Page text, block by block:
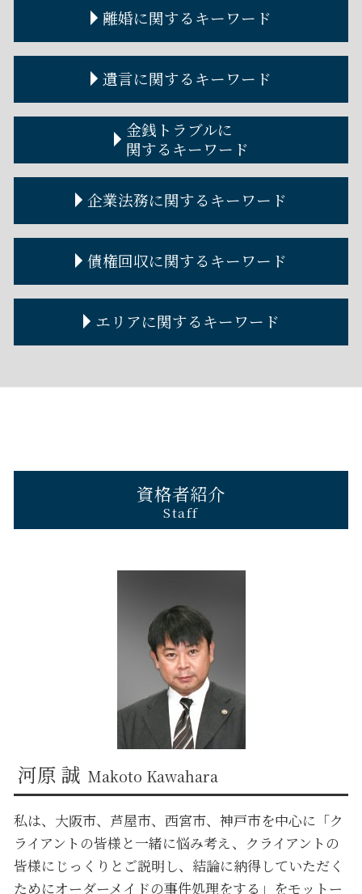
自己破産 流れ
自己破産 賃貸
破産管財人 調べ方
破産管財人とは わかりやすく
自己破産 費用 免除
自己破産 クレジットカード
自己破産 住宅ローン
自己破産手続き
自己破産とは
自己破産 費用
自己破産 デメリット
自己破産とは わかりやすく
不動産トラブル 裁判
家賃滞納 差し押さえ
不動産トラブル 事例
家賃 値上げ 拒否
アパート 取り壊し 立ち退き 拒否
不動産屋トラブル
立ち退き 拒否
不動産 トラブル 多い
不動産トラブル 弁護士 費用
賃貸借契約 解除
離婚に関するキーワード
離婚裁判 費用
離婚調停
離婚裁判 期間
離婚協議書
離婚手続き
離婚調停 期間
遺言に関するキーワード
遺言書 公正証書
遺言執行者
遺言書 効力
遺言書 書き方
金銭トラブルに
関するキーワード
金銭トラブル 事例
金銭トラブル 個人間
金銭トラブル 友人
金銭トラブル 男女
金銭トラブル 夫婦
金銭トラブル 弁護士
個人金銭トラブル 弁護士
企業法務に関するキーワード
企業法務とは
契約書作成 弁護士
顧問弁護士 料金
企業法務 弁護士
顧問弁護士 メリット
弁護士 顧問
債権回収に関するキーワード
債権回収に強い弁護士
債権回収の方法
債権回収 流れ
エリアに関するキーワード
兵庫 債権回収 弁護士
奈良 遺言 弁護士
芦屋市 離婚 弁護士
奈良 債権回収 弁護士
兵庫 自己破産 弁護士
京都 離婚 弁護士
兵庫 金銭トラブル 弁護士
大阪市 企業法務 弁護士
奈良 不動産トラブル 弁護士
奈良 自己破産 弁護士
兵庫 離婚 弁護士
大阪市 自己破産 弁護士
神戸市 金銭トラブル 弁護士
資格者紹介
Staff
河原 誠 Makoto Kawahara
私は、大阪市、芦屋市、西宮市、神戸市を中心に「ク
ライアントの皆様と一緒に悩み考え、クライアントの
皆様にじっくりとご説明し、結論に納得していただく
ためにオーダーメイドの事件処理をする」をモットー